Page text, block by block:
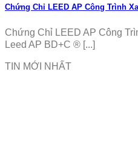
Chứng Chỉ LEED AP Công Trình
Chứng Chỉ LEED AP Công
Leed AP BD+C ® [...]
TIN MỚI NHẤT